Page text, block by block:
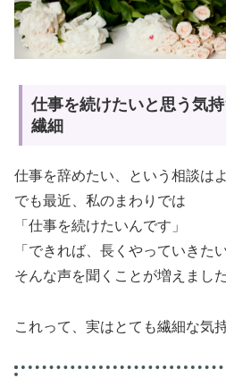
仕事を続けたいと思う気
繊細
仕事を辞めたい、という相談は
でも最近、私のまわりでは
「仕事を続けたいんです」
「できれば、長くやっていきたい
そんな声を聞くことが増えました
これって、実はとても繊細な気